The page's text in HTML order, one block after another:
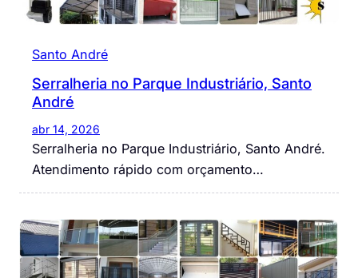
Santo André
Serralheria no Parque Industriário, Santo
André
abr 14, 2026
Serralheria no Parque Industriário, Santo André.
Atendimento rápido com orçamento…